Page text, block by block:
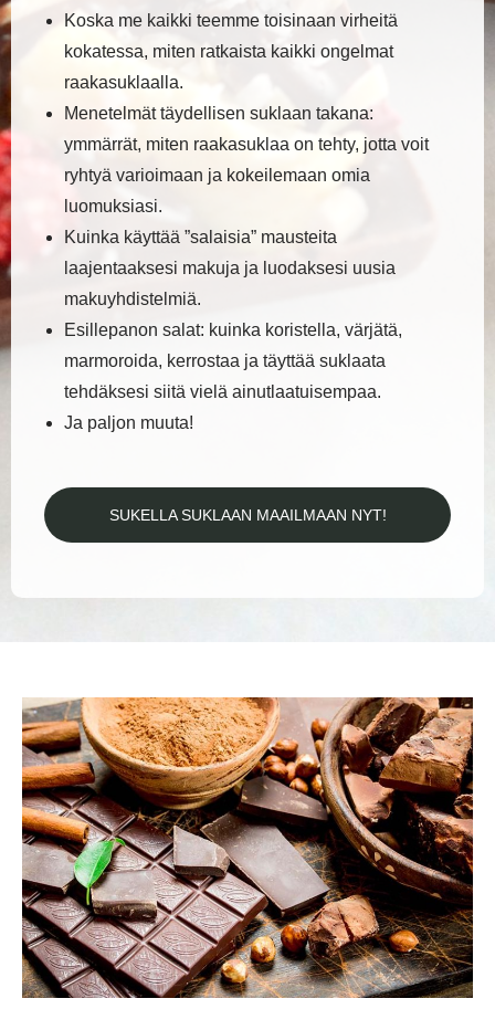
Koska me kaikki teemme toisinaan virheitä
kokatessa, miten ratkaista kaikki ongelmat
raakasuklaalla.
Menetelmät täydellisen suklaan takana:
ymmärrät, miten raakasuklaa on tehty, jotta voit
ryhtyä varioimaan ja kokeilemaan omia
luomuksiasi.
Kuinka käyttää ”salaisia” mausteita
laajentaaksesi makuja ja luodaksesi uusia
makuyhdistelmiä.
Esillepanon salat: kuinka koristella, värjätä,
marmoroida, kerrostaa ja täyttää suklaata
tehdäksesi siitä vielä ainutlaatuisempaa.
Ja paljon muuta!
SUKELLA SUKLAAN MAAILMAAN NYT!